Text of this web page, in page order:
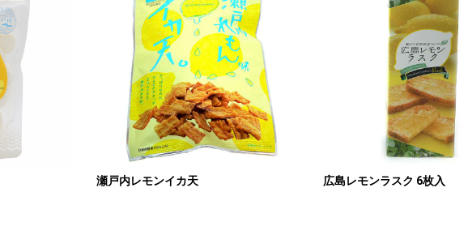
瀬戸内レモンイカ天 広島レモンラスク 6枚入